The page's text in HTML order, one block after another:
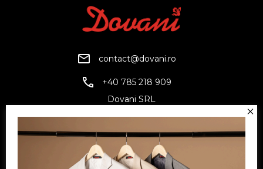
contact@dovani.ro
+40 785 218 909
Dovani SRL
Reg. Com.: J07/1134/1994
Facebook
TwitterYouTube